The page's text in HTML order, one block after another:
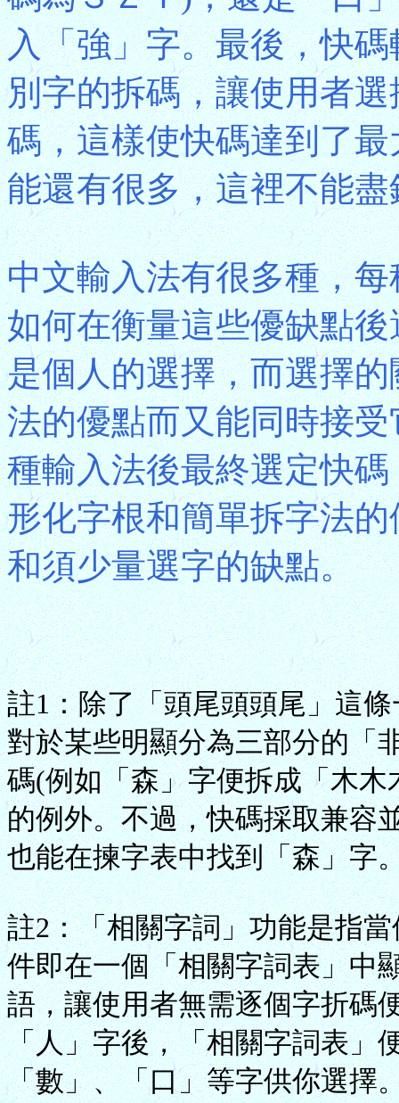
入「強」字。最後，快
別字的拆碼，讓使用者
碼，這樣使快碼達到了
能還有很多，這裡不能盡
中文輸入法有很多種，
如何在衡量這些優缺點
是個人的選擇，而選擇
法的優點而又能同時接
種輸入法後最終選定快
形化字根和簡單拆字法
和須少量選字的缺點。
註1：除了「頭尾頭頭尾」這
對於某些明顯分為三部分的「
碼(例如「森」字便拆成「木
的例外。不過，快碼採取兼容
也能在揀字表中找到「森」字
註2：「相關字詞」功能是指
件即在一個「相關字詞表」中
語，讓使用者無需逐個字折碼
「人」字後，「相關字詞表」
「數」、「口」等字供你選擇